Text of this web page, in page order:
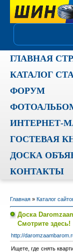
ГЛАВНАЯ
КАТАЛОГ
ФОРУМ
ИНТЕРНЕТ-
ГОСТЕВАЯ
ДОСКА
КОНТАКТЫ
Главная» Каталог
Доска
Смотрите здесь!
http://
Ищете, где снять